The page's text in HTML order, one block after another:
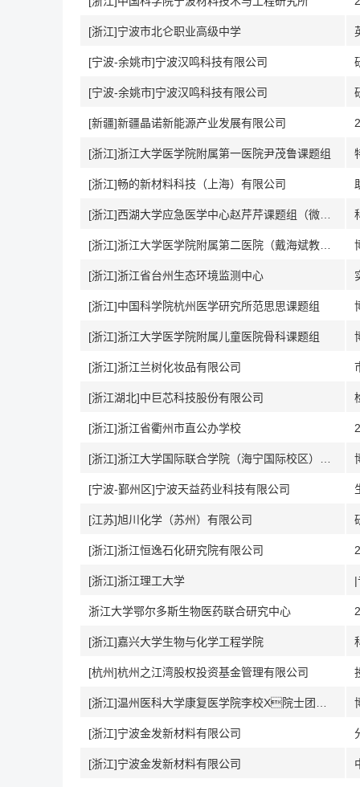
[浙江]宁波市北仑职业高级中学
[宁波-余姚市]宁波汉鸣科技有限公司
[宁波-余姚市]宁波汉鸣科技有限公司
[新疆]新疆晶诺新能源产业发展有限公司
[浙江]浙江大学医学院附属第一医院尹茂鲁课题组
[浙江]畅的新材料科技（上海）有限公司
[浙江]浙江省台州生态环境监测中心
[浙江]中国科学院杭州医学研究所范思思课题组
[浙江]浙江大学医学院附属儿童医院骨科课题组
[浙江]浙江兰树化妆品有限公司
[浙江湖北]中巨芯科技股份有限公司
[浙江]浙江省衢州市直公办学校
[宁波-鄞州区]宁波天益药业科技有限公司
[江苏]旭川化学（苏州）有限公司
[浙江]浙江恒逸石化研究院有限公司
[浙江]浙江理工大学 |
浙江大学鄂尔多斯生物医药联合研究中心
[浙江]嘉兴大学生物与化学工程学院
[杭州]杭州之江湾股权投资基金管理有限公司
[浙江]宁波金发新材料有限公司
[浙江]宁波金发新材料有限公司